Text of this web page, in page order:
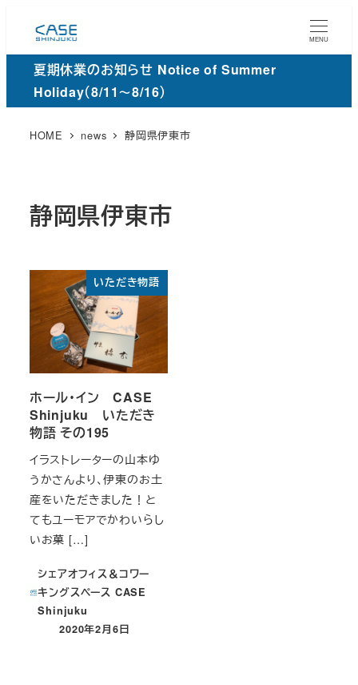
ン
MENU
夏期休業のお知らせ Notice of Summer
Holiday（8/11～8/16）
HOME news 静岡県伊東市
静岡県伊東市
いただき物語
ホール・イン CASE
Shinjuku いただき
物語 その195
イラストレーターの山本ゆ
うかさんより、伊東のお土
産をいただきました！と
てもユーモアでかわいらし
いお菓 […]
シェアオフィス＆コワー
キングスペース CASE
Shinjuku
投稿日
2020年2月6日